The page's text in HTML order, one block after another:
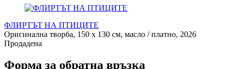
ФЛИРТЪТ НА ПТИЦИТЕ
Оригинална творба, 150 х 130 см, масло / платно, 2026
Продадена
Форма за обратна връзка